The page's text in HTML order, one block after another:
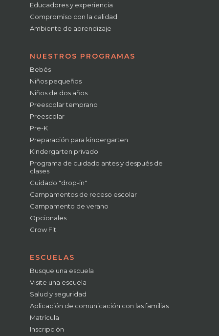
Educadores y experiencia
Compromiso con la calidad
Ambiente de aprendizaje
NUESTROS PROGRAMAS
Bebés
Niños pequeños
Niños de dos años
Preescolar temprano
Preescolar
Pre-K
Preparación para kindergarten
Kindergarten privado
Programa de cuidado antes y después de
clases
Cuidado "drop-in"
Campamentos de receso escolar
Campamento de verano
Opcionales
Grow Fit
ESCUELAS
Busque una escuela
Visite una escuela
Salud y seguridad
Aplicación de comunicación con las familias
Matrícula
Inscripción